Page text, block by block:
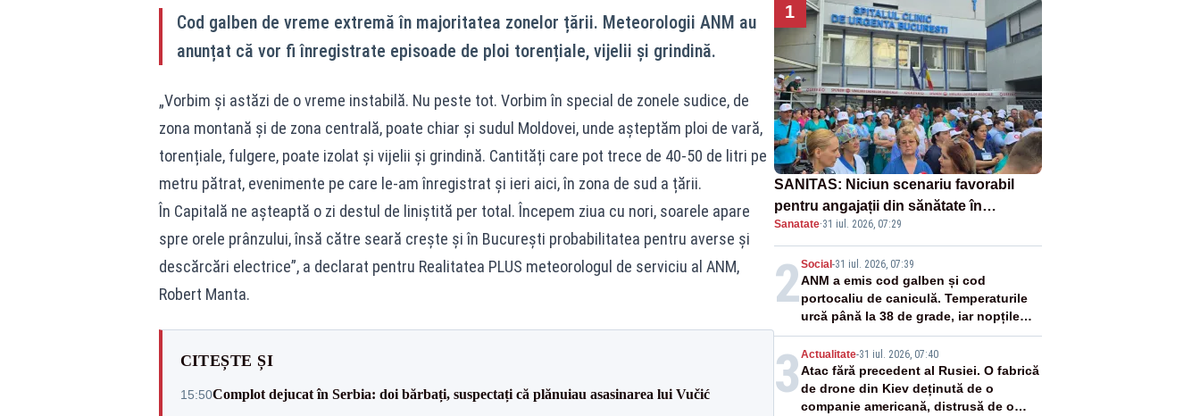
Cod galben de vreme extremă în majoritatea zonelor țării. Meteorologii ANM au
anunțat că vor fi înregistrate episoade de ploi torențiale, vijelii și grindină.
„Vorbim și astăzi de o vreme instabilă. Nu peste tot. Vorbim în special de zonele sudice, de
zona montană și de zona centrală, poate chiar și sudul Moldovei, unde așteptăm ploi de vară,
torențiale, fulgere, poate izolat și vijelii și grindină. Cantități care pot trece de 40-50 de litri pe
metru pătrat, evenimente pe care le-am înregistrat și ieri aici, în zona de sud a țării.
În Capitală ne așteaptă o zi destul de liniștită per total. Începem ziua cu nori, soarele apare
spre orele prânzului, însă către seară crește și în București probabilitatea pentru averse și
descărcări electrice”, a declarat pentru Realitatea PLUS meteorologul de serviciu al ANM,
Robert Manta.
CITEȘTE ȘI
15:50Complot dejucat în Serbia: doi bărbați, suspectați că plănuiau asasinarea lui Vučić
1
SANITAS: Niciun scenariu favorabil
pentru angajații din sănătate în
proiectul Legii salarizării
Sanatate·31 iul. 2026, 07:29
2Social -31 iul. 2026, 07:39
ANM a emis cod galben și cod
portocaliu de caniculă. Temperaturile
urcă până la 38 de grade, iar nopțile
devin tropicale
3 Actualitate-31 iul. 2026, 07:40
Atac fără precedent al Rusiei. O fabrică
de drone din Kiev deținută de o
companie americană, distrusă de o